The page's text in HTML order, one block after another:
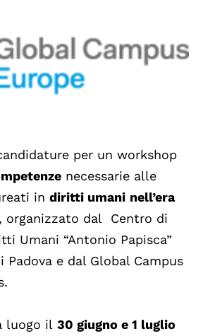
per un workshop
necessarie alle
in diritti umani nell’era
organizzato dal Centro di
Umani “Antonio Papisca”
Padova e dal Global Campus
luogo il 30 giugno e 1 luglio